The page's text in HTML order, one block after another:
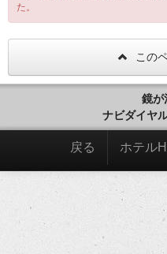
た。
この
鏡が
ナビダイヤ
戻る ホテル